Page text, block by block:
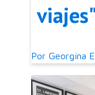
Por Georgina